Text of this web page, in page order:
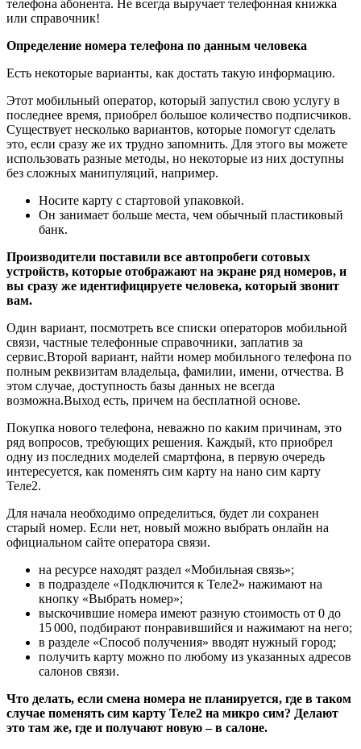
телефона абонента. Не всегда выручает телефонная книжка
или справочник!
Определение номера телефона по данным человека
Есть некоторые варианты, как достать такую информацию.
Этот мобильный оператор, который запустил свою услугу в
последнее время, приобрел большое количество подписчиков.
Существует несколько вариантов, которые помогут сделать
это, если сразу же их трудно запомнить. Для этого вы можете
использовать разные методы, но некоторые из них доступны
без сложных манипуляций, например.
Носите карту с стартовой упаковкой.
Он занимает больше места, чем обычный пластиковый
банк.
Производители поставили все автопробеги сотовых
устройств, которые отображают на экране ряд номеров, и
вы сразу же идентифицируете человека, который звонит
вам.
Один вариант, посмотреть все списки операторов мобильной
связи, частные телефонные справочники, заплатив за
сервис.Второй вариант, найти номер мобильного телефона по
полным реквизитам владельца, фамилии, имени, отчества. В
этом случае, доступность базы данных не всегда
возможна.Выход есть, причем на бесплатной основе.
Покупка нового телефона, неважно по каким причинам, это
ряд вопросов, требующих решения. Каждый, кто приобрел
одну из последних моделей смартфона, в первую очередь
интересуется, как поменять сим карту на нано сим карту
Теле2.
Для начала необходимо определиться, будет ли сохранен
старый номер. Если нет, новый можно выбрать онлайн на
официальном сайте оператора связи.
на ресурсе находят раздел «Мобильная связь»;
в подразделе «Подключится к Теле2» нажимают на
кнопку «Выбрать номер»;
выскочившие номера имеют разную стоимость от 0 до
15 000, подбирают понравившийся и нажимают на него;
в разделе «Способ получения» вводят нужный город;
получить карту можно по любому из указанных адресов
салонов связи.
Что делать, если смена номера не планируется, где в таком
случае поменять сим карту Теле2 на микро сим? Делают
это там же, где и получают новую – в салоне.